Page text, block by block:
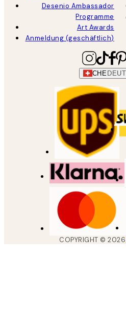
Desenio Ambassador
Programme
Art Awards
Anmeldung (geschäftlich)
CHE
COPYRIGHT ©2026